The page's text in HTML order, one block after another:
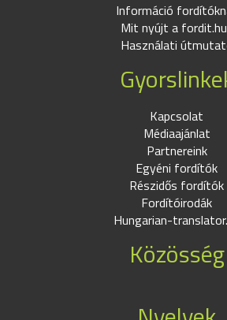
Információ
Mit nyújt a
Használati
Kapcsolat
Médiaajánlat
Partnereink
Egyéni fordítók
Részidős fordítók
Fordítóirodák
Hungarian-
Közösség